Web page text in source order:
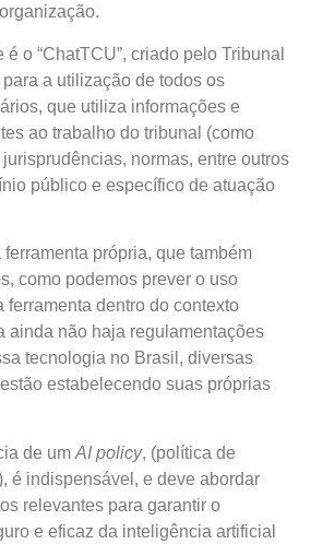
o “ChatTCU”, criado pelo Tribunal
a utilização de todos os
que utiliza informações e
ao trabalho do tribunal (como
normas, entre outros
público e específico de atuação
própria, que também
como podemos prever o uso
ferramenta dentro do contexto
ainda não haja regulamentações
tecnologia no Brasil, diversas
estabelecendo suas próprias
de um AI policy, (política de
é indispensável, e deve abordar
relevantes para garantir o
e eficaz da inteligência artificial